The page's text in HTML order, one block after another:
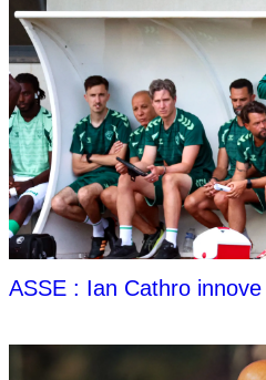
ASSE : Ian Cathro